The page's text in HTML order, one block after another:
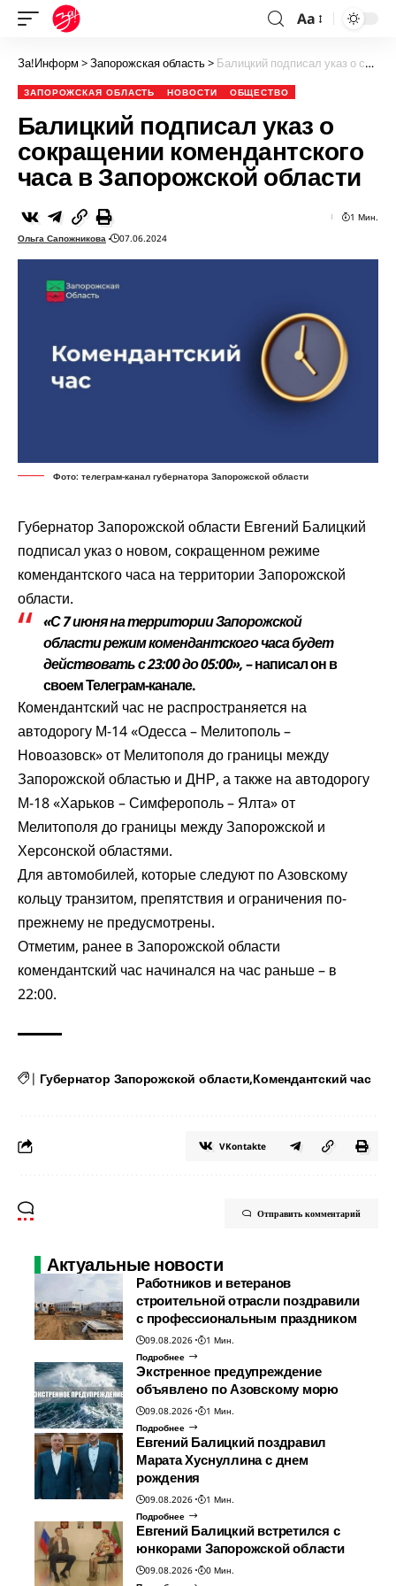
Aa
За!Информ >Запорожская область> Балицкий подписал указ о сокращении комендантского часа в Запорожской области
ЗАПОРОЖСКАЯ ОБЛАСТЬ НОВОСТИ ОБЩЕСТВО
Балицкий подписал указ о
сокращении комендантского
часа в Запорожской области
Ольга Сапожникова 07.06.2024
1 Мин.
Фото: телеграм-канал губернатора Запорожской области
Губернатор Запорожской области Евгений Балицкий
подписалуказ о новом, сокращенном режиме
комендантского часа на территории Запорожской
области.
«С 7 июня на территории Запорожской
области режим комендантского часа будет
действовать с 23:00 до 05:00»,– написал он в
своем Телеграм-канале.
Комендантский час не распространяется на
автодорогу М-14 «Одесса – Мелитополь –
Новоазовск» от Мелитополя до границы между
Запорожской областью и ДНР, а также на автодорогу
М-18 «Харьков – Симферополь – Ялта» от
Мелитополя до границы между Запорожской и
Херсонской областями.
Для автомобилей, которые следуют по Азовскому
кольцу транзитом, препятствия и ограничения по-
прежнему не предусмотрены.
Отметим, ранее в Запорожской области
комендантский час начинался на час раньше – в
22:00.
| Губернатор Запорожской области Комендантский час
VKontakte
Отправить комментарий
Актуальные новости
Работников и ветеранов
строительной отрасли поздравили
с профессиональным праздником
09.08.2026
1 Мин.
Подробнее
Экстренное предупреждение
объявлено по Азовскому морю
09.08.2026
1 Мин.
Подробнее
Евгений Балицкий поздравил
Марата Хуснуллина с днем
рождения
09.08.2026
1 Мин.
Подробнее
Евгений Балицкий встретился с
юнкорами Запорожской области
09.08.2026
0 Мин.